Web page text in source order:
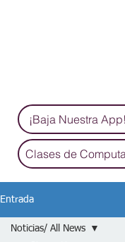
¡Baja Nuestra App!
Clases de
Entrada
Noticias/ All News